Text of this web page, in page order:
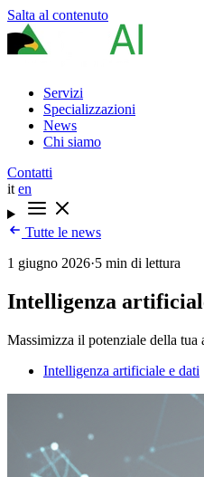
Salta al contenuto
Servizi
Specializzazioni
News
Chi siamo
Contatti
it en
Tutte le news
1 giugno 2026·5 min di lettura
Intelligenza
Massimizza il potenziale della
Intelligenza artificiale e dati